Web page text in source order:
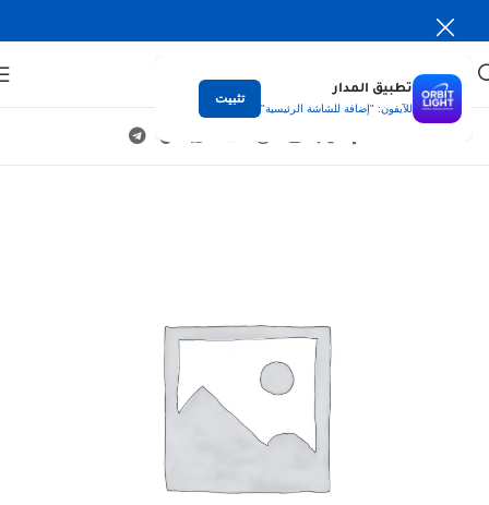
تطبيق المدار
للآيفون: "إضافة للشاشة الرئيسية"
تثبيت